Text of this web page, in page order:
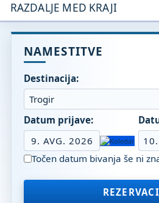
RAZDALJE MED KRAJI
NAMESTITVE
Destinacija:
Datum prijave:
9. AVG. 2026
Točen datum bivanja še ni